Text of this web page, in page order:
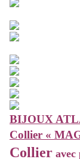
BIJOUX
Collier «
Collier avec